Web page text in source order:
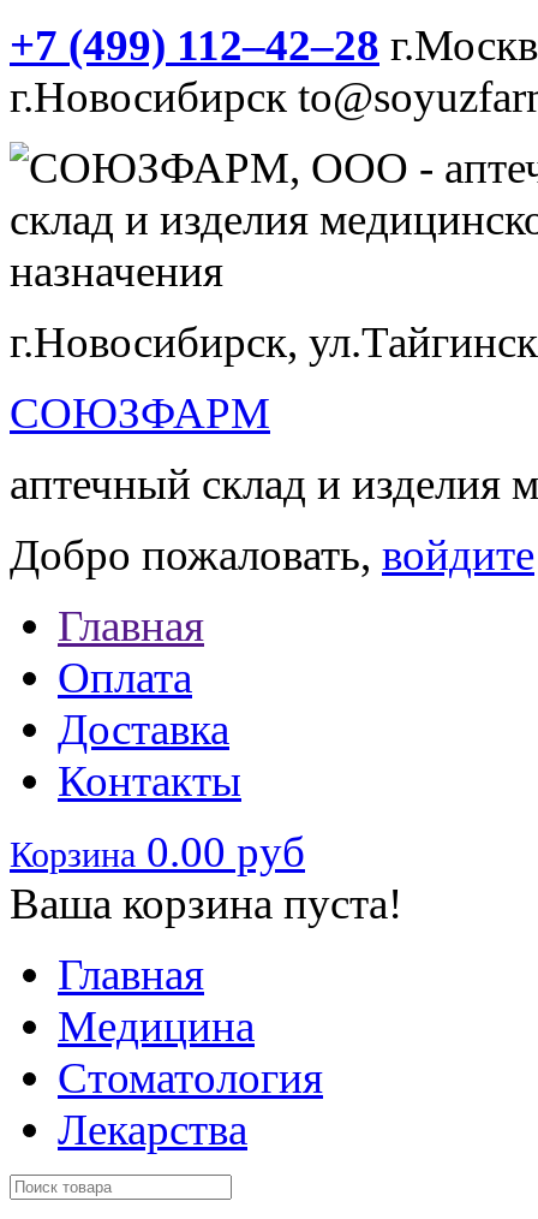
+7 (499) 112‒42‒28
г.Новосибирск
г.Новосибирск,
СОЮЗФАРМ
аптечный склад и изделия
Добро пожаловать, войдите
Главная
Оплата
Доставка
Контакты
Корзина 0.00 руб
Ваша корзина пуста!
Главная
Медицина
Стоматология
Лекарства